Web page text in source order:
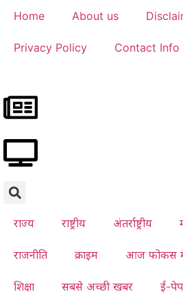
Home About us
Privacy Policy Contact Info
राज्य राष्ट्रीय अंतर्राष्ट्रीय
राजनीति क्राइम आज फोकस
शिक्षा सबसे अच्छी खबर ई-